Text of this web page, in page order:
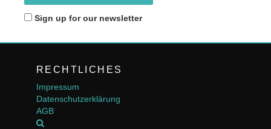
Sign up for our newsletter
RECHTLICHES
Impressum
Datenschutzerklärung
AGB